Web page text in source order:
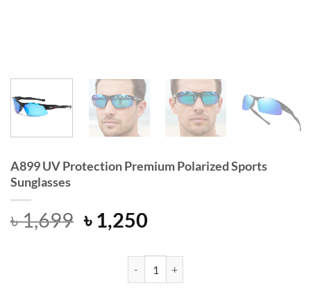
A899 UV Protection Premium Polarized Sports
Sunglasses
৳1,699 Original
price
৳ 1,699.
৳ 1,250Current
is:
৳ 1,250.
A899 UV Protection Premium